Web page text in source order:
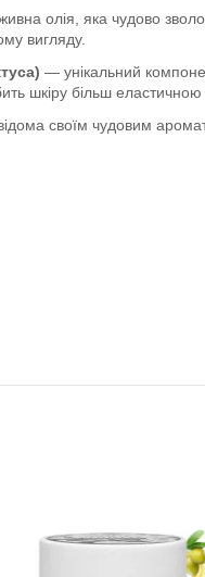
олія, яка чудово
вигляду.
— унікальний
шкіру більш
своїм чудовим